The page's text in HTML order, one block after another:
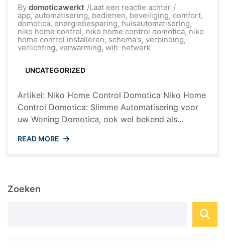
By domoticawerkt Laat een reactie achterop
Ontdek
de
Slimme
Automatisering
van
app, automatisering, bedienen, beveiliging, comfort,
domotica, energiebesparing, huisautomatisering,
niko home control, niko home control domotica,niko
home control installeren, schema's, verbinding,
verlichting, verwarming, wifi-netwerk
UNCATEGORIZED
Artikel: Niko Home Control Domotica Niko Home
Control Domotica: Slimme Automatisering voor
uw Woning Domotica, ook wel bekend als
moderne woningen. Een van de toonaangevende
merken op dit gebied is Niko Home Control. Met
Wat is ...
READ MORE
Zoeken